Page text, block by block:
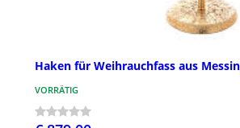
Haken für Weihrauchfass aus
VORRÄTIG